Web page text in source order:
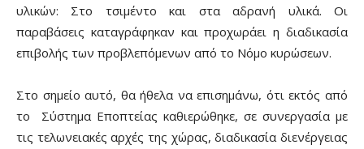
υλικών: Στο τσιμέντο και στα αδρανή υλικά. Οι
παραβάσεις καταγράφηκαν και προχωράει η διαδικασία
επιβολής των προβλεπόμενων από το Νόμο κυρώσεων.
Στο σημείο αυτό, θα ήθελα να επισημάνω, ότι εκτός από
το Σύστημα Εποπτείας καθιερώθηκε, σε συνεργασία με
τις τελωνειακές αρχές της χώρας, διαδικασία διενέργειας